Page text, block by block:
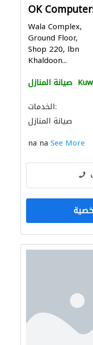
OK
Wala Complex,
Ground Floor,
Shop 220, lbn
Khaldoon...
صيانة المنازل
الخدمات:
صيانة المنازل
na na See More